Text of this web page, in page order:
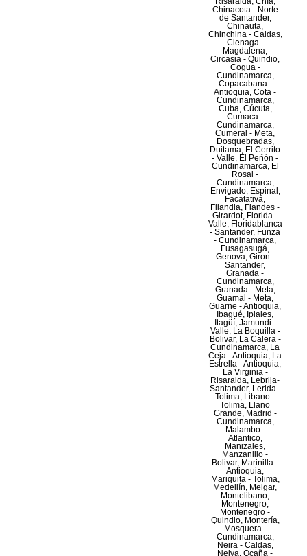
Chinacota - Norte
de Santander,
Chinauta,
Chinchina - Caldas,
Cienaga -
Magdalena,
Circasia - Quindio,
Cogua -
Cundinamarca,
Copacabana -
Antioquia, Cota -
Cundinamarca,
Cuba, Cúcuta,
Cumaca -
Cundinamarca,
Cumeral - Meta,
Dosquebradas,
Duitama, El Cerrito
- Valle, El Peñón -
Cundinamarca, El
Rosal -
Cundinamarca,
Envigado, Espinal,
Facatativá,
Filandia, Flandes -
Girardot, Florida -
Valle, Floridablanca
- Santander, Funza
- Cundinamarca,
Fusagasugá,
Genova, Giron -
Santander,
Granada -
Cundinamarca,
Granada - Meta,
Guamal - Meta,
Guarne - Antioquia,
Ibagué, Ipiales,
Itagüí, Jamundi -
Valle, La Boquilla -
Bolivar, La Calera -
Cundinamarca, La
Ceja - Antioquia, La
Estrella - Antioquia,
La Virginia -
Risaralda, Lebrija-
Santander, Lerida -
Tolima, Libano -
Tolima, Llano
Grande, Madrid -
Cundinamarca,
Malambo -
Atlantico,
Manizales,
Manzanillo -
Bolivar, Marinilla -
Antioquia,
Mariquita - Tolima,
Medellín, Melgar,
Montelibano,
Montenegro,
Montenegro -
Quindio, Montería,
Mosquera -
Cundinamarca,
Neira - Caldas,
Neiva, Ocaña -